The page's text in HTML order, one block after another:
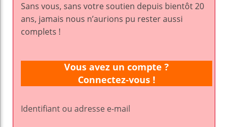
Sans vous, sans votre soutien depuis bientôt 20
ans, jamais nous n’aurions pu rester aussi
complets !
Vous avez un compte ?
Connectez-vous !
Identifiant ou adresse e-mail